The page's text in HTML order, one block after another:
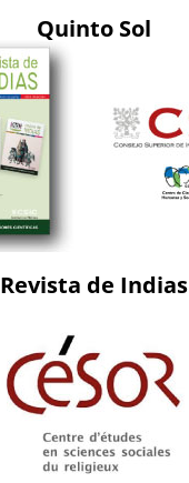
Quinto Sol
Revista de Indias